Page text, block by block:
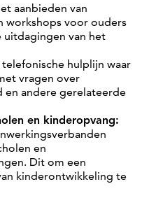
aanbieden van
workshops voor ouders
van het
telefonische hulplijn waar
vragen over
andere gerelateerde
en kinderopvang:
en
Dit om een
kinderontwikkeling te